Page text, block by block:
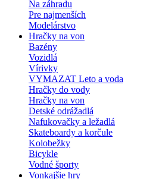
Na záhradu
Pre najmenších
Modelárstvo
Hračky na von
Bazény
Vozidlá
Vírivky
VYMAZAT Leto a voda
Hračky do vody
Hračky na von
Detské odrážadlá
Nafukovačky a ležadlá
Skateboardy a korčule
Kolobežky
Bicykle
Vodné športy
Vonkajšie hry